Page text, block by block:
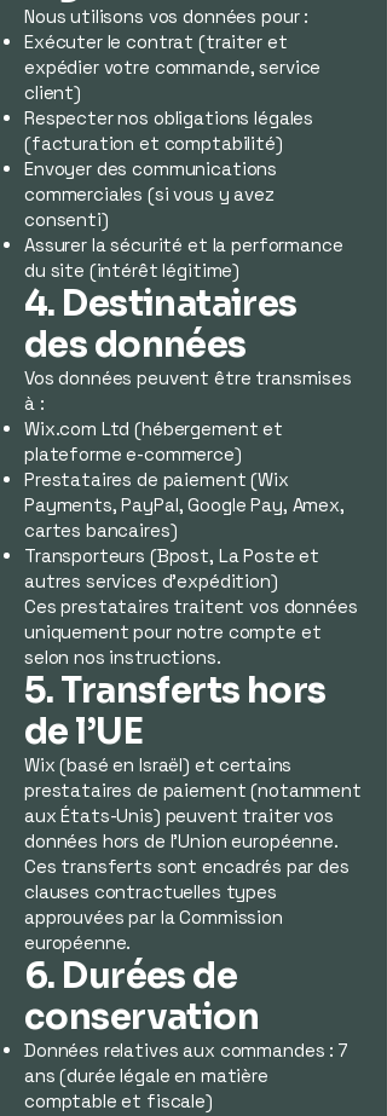
Nous utilisons vos données pour :
Exécuter le contrat (traiter et
expédier votre commande, service
client)
Respecter nos obligations légales
(facturation et comptabilité)
Envoyer des communications
commerciales (si vous y avez
consenti)
Assurer la sécurité et la performance
du site (intérêt légitime)
4. Destinataires
des données
Vos données peuvent être transmises
à :
Wix.com Ltd (hébergement et
plateforme e-commerce)
Prestataires de paiement (Wix
Payments, PayPal, Google Pay, Amex,
cartes bancaires)
Transporteurs (Bpost, La Poste et
autres services d’expédition)
Ces prestataires traitent vos données
uniquement pour notre compte et
selon nos instructions.
5. Transferts hors
de l’UE
Wix (basé en Israël) et certains
prestataires de paiement (notamment
aux États-Unis) peuvent traiter vos
données hors de l’Union européenne.
Ces transferts sont encadrés par des
clauses contractuelles types
approuvées par la Commission
européenne.
6. Durées de
conservation
Données relatives aux commandes : 7
ans (durée légale en matière
comptable et fiscale)